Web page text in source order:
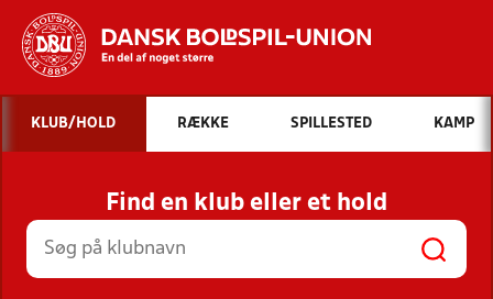
Hvad vil du søge efter?
INDHOLD OG NYHEDER
STILLINGER, RESULTATER, KLUBBER OG
HOLD
KLUB/HOLD RÆKKE SPILLESTED KAMP
Find en klub eller et hold